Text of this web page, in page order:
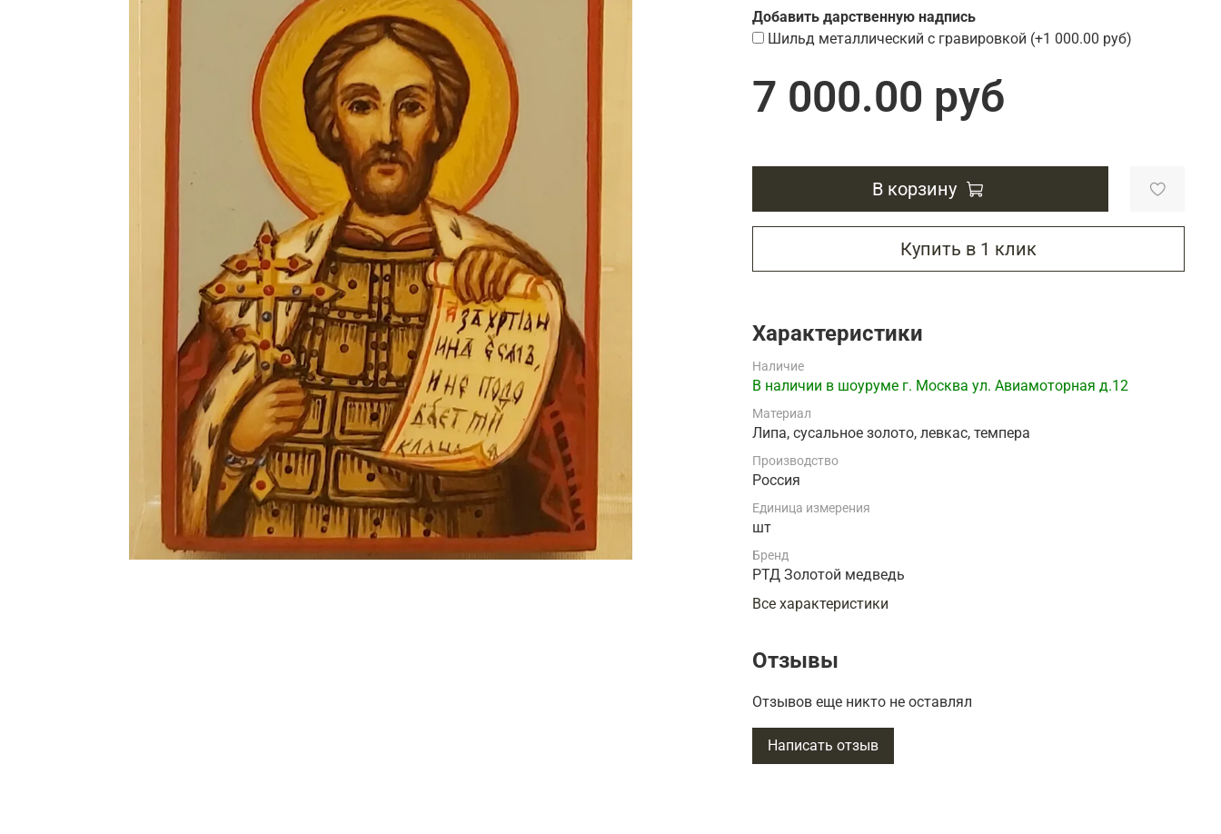
Подарки банковскому работнику
Подарки брокеру
Подарки директору/руководителю
Подарки страховщику
Подарки строителю
Подарки учителю
Подарки юристу
Добавить дарственную надпись
Шильд металлический с гравировкой (+1 000.00 руб)
7 000.00 руб
В корзину
Купить в 1 клик
Характеристики
Наличие
В наличии в шоуруме г. Москва ул. Авиамоторная д.12
Материал
Липа, сусальное золото, левкас, темпера
Производство
Россия
Единица измерения
шт
Бренд
РТД Золотой медведь
Все характеристики
Отзывы
Отзывов еще никто не оставлял
Написать отзыв